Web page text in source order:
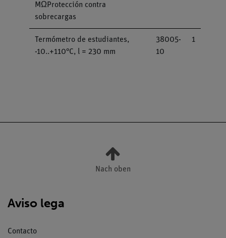
MΩProtección contra
sobrecargas
Termómetro de estudiantes,
-10..+110°C, l = 230 mm
38005-
10
1
Nach oben
Aviso lega
Contacto